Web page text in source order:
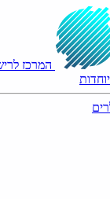
המרכז